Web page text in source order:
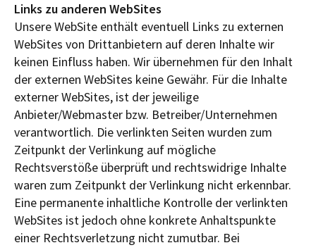
Links zu anderen WebSites
Unsere WebSite enthält eventuell Links zu externen
WebSites von Drittanbietern auf deren Inhalte wir
keinen Einfluss haben. Wir übernehmen für den Inhalt
der externen WebSites keine Gewähr. Für die Inhalte
externer WebSites, ist der jeweilige
Anbieter/Webmaster bzw. Betreiber/Unternehmen
verantwortlich. Die verlinkten Seiten wurden zum
Zeitpunkt der Verlinkung auf mögliche
Rechtsverstöße überprüft und rechtswidrige Inhalte
waren zum Zeitpunkt der Verlinkung nicht erkennbar.
Eine permanente inhaltliche Kontrolle der verlinkten
WebSites ist jedoch ohne konkrete Anhaltspunkte
einer Rechtsverletzung nicht zumutbar. Bei